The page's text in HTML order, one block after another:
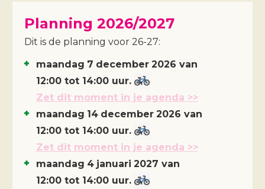
Planning 2026/2027
Dit is de planning voor 26-27:
maandag 7 december 2026 van
12:00 tot 14:00 uur.
Zet dit moment in je agenda >>
maandag 14 december 2026 van
12:00 tot 14:00 uur.
Zet dit moment in je agenda >>
maandag 4 januari 2027 van
12:00 tot 14:00 uur.